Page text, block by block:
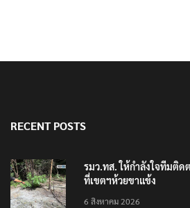
RECENT POSTS
รมว.ทส. ให้กำลังใจทีมติด
ที่เขตฯห้วยขาแข้ง
6 สิงหาคม 2026